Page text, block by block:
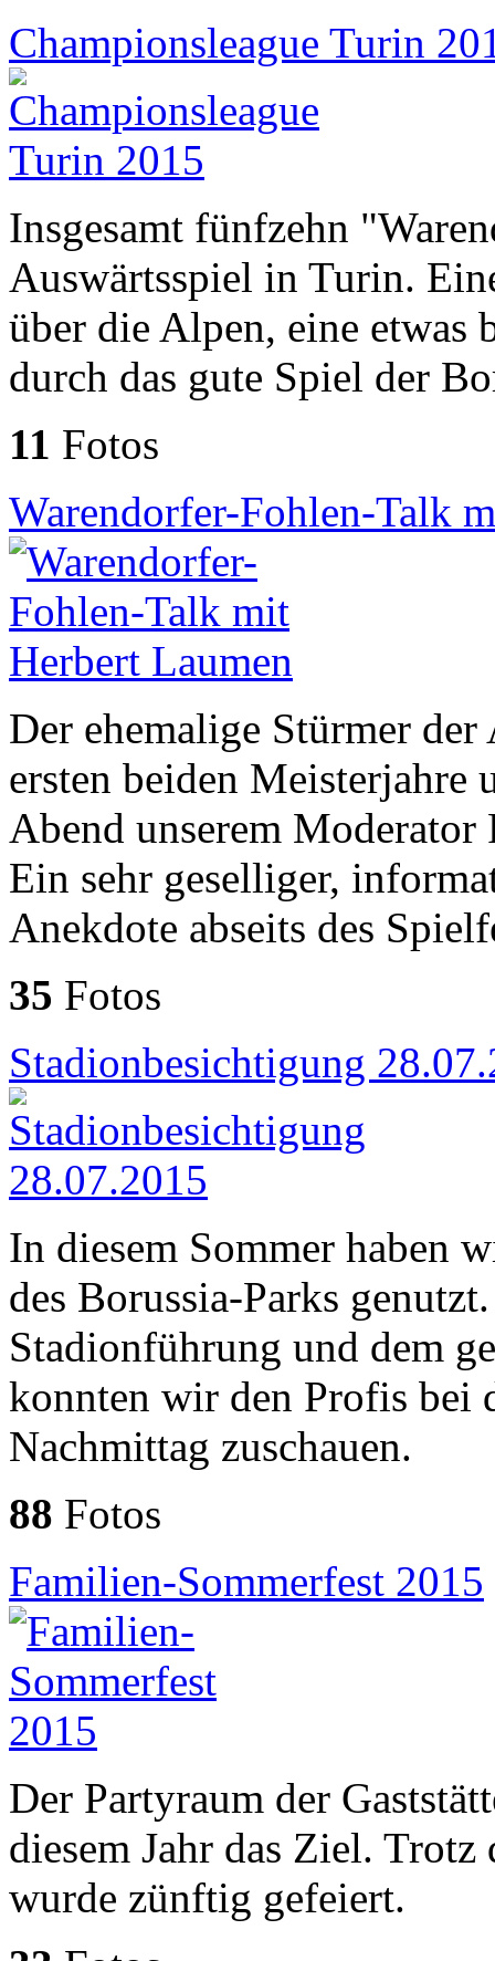
Championsleague Turin
Insgesamt fünfzehn
Auswärtsspiel in Turin.
über die Alpen, eine etwas
durch das gute Spiel der
11 Fotos
Warendorfer-Fohlen-Talk
Der ehemalige Stürmer
ersten beiden Meisterjahre
Abend unserem
Ein sehr geselliger,
Anekdote abseits des
35 Fotos
Stadionbesichtigung
In diesem Sommer haben
des Borussia-Parks
Stadionführung und dem
konnten wir den Profis bei
Nachmittag zuschauen.
88 Fotos
Familien-Sommerfest 2015
Der Partyraum der
diesem Jahr das Ziel. Trotz
wurde zünftig gefeiert.